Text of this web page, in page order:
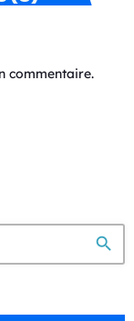
commentaire.
search